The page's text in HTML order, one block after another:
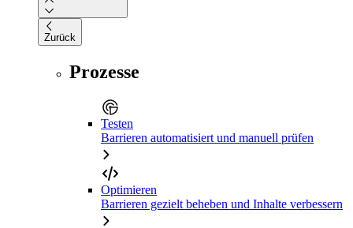
Zurück
Prozesse
Testen
Barrieren automatisiert und manuell prüfen
Optimieren
Barrieren gezielt beheben und Inhalte verbessern